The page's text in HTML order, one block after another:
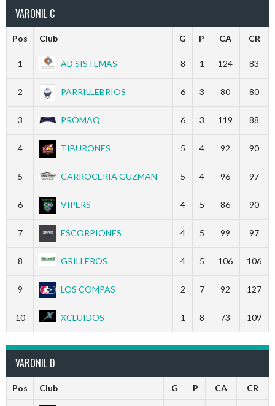
VARONIL C
Pos Club G P CA CR
1 AD SISTEMAS 8 1 124 83
2 PARRILLEBRIOS 6 3 80 80
3 PROMAQ 6 3 119 88
4 TIBURONES 5 4 92 90
5 CARROCERIA GUZMAN 5 4 96 97
6 VIPERS 4 5 86 90
7 ESCORPIONES 4 5 99 97
8 GRILLEROS 4 5 106 106
9 LOS COMPAS 2 7 92 127
10 XCLUIDOS 1 8 73 109
VARONIL D
Pos Club G P CA CR